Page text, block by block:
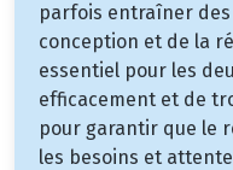
parfois entraîner
conception et de la
essentiel pour les
efficacement et de
pour garantir que le
les besoins et